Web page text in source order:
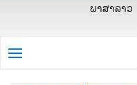
ພາສາລາວ